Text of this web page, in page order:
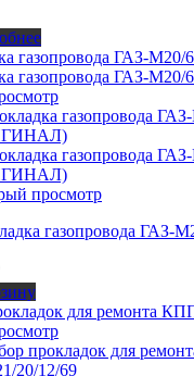
просмотр
газопровода